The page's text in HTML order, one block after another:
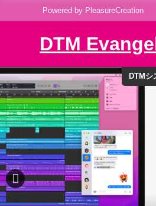
Powered by PleasureCreation
DTM
フリー